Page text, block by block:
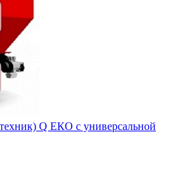
Q ЕКO с универсальной